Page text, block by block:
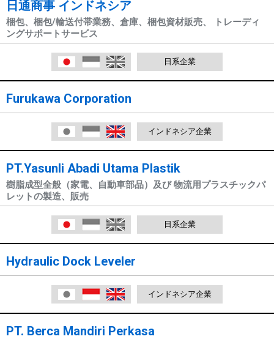
日通商事 インドネシア
梱包、梱包/輸送付帯業務、倉庫、梱包資材販売、 トレーディ
ングサポートサービス
日本語 Indonesia 日系企業
Furukawa Corporation
日本語 IndonesiaEnglishインドネシア企業
PT.Yasunli Abadi Utama Plastik
樹脂成型全般（家電、自動車部品）及び 物流用プラスチックパ
レットの製造、販売
日本語 Indonesia 日系企業
Hydraulic Dock Leveler
日本語 IndonesiaEnglishインドネシア企業
PT. Berca Mandiri Perkasa